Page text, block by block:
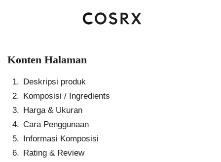
Konten Halaman
Deskripsi produk
Komposisi / Ingredients
Harga & Ukuran
Cara Penggunaan
Informasi Komposisi
Rating & Review